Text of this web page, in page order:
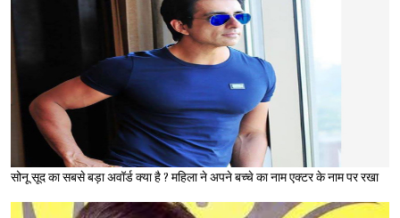
सोनू सूद का सबसे बड़ा अवॉर्ड क्या है ? महिला ने अपने बच्चे का नाम एक्टर के नाम पर रखा